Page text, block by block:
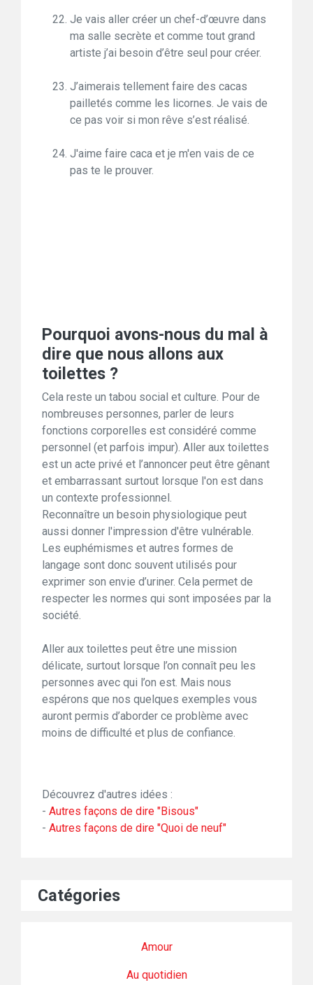
Je vais aller créer un chef-d’œuvre dans
ma salle secrète et comme tout grand
artiste j’ai besoin d’être seul pour créer.
J’aimerais tellement faire des cacas
pailletés comme les licornes. Je vais de
ce pas voir si mon rêve s’est réalisé.
J'aime faire caca et je m'en vais de ce
pas te le prouver.
Pourquoi avons-nous du mal à
dire que nous allons aux
toilettes ?
Cela reste un tabou social et culture. Pour de
nombreuses personnes, parler de leurs
fonctions corporelles est considéré comme
personnel (et parfois impur). Aller aux toilettes
est un acte privé et l’annoncer peut être gênant
et embarrassant surtout lorsque l'on est dans
un contexte professionnel.
Reconnaître un besoin physiologique peut
aussi donner l'impression d'être vulnérable.
Les euphémismes et autres formes de
langage sont donc souvent utilisés pour
exprimer son envie d’uriner. Cela permet de
respecter les normes qui sont imposées par la
société.
Aller aux toilettes peut être une mission
délicate, surtout lorsque l’on connaît peu les
personnes avec qui l’on est. Mais nous
espérons que nos quelques exemples vous
auront permis d’aborder ce problème avec
moins de difficulté et plus de confiance.
Découvrez d'autres idées :
- Autres façons de dire "Bisous"
- Autres façons de dire "Quoi de neuf"
Catégories
Amour
Au quotidien